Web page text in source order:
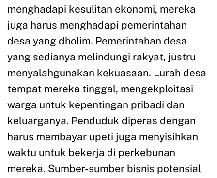
menghadapi kesulitan ekonomi, mereka
juga harus menghadapi pemerintahan
desa yang dholim. Pemerintahan desa
yang sedianya melindungi rakyat, justru
menyalahgunakan kekuasaan. Lurah desa
tempat mereka tinggal, mengekploitasi
warga untuk kepentingan pribadi dan
keluarganya. Penduduk diperas dengan
harus membayar upeti juga menyisihkan
waktu untuk bekerja di perkebunan
mereka. Sumber-sumber bisnis potensial